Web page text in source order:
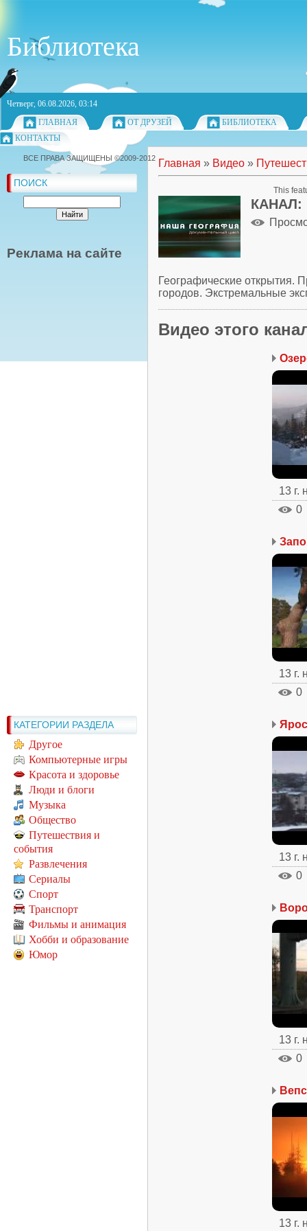
Библиотека
Четверг, 06.08.2026, 03:14
ГЛАВНАЯ
ОТ ДРУЗЕЙ
БИБЛИОТЕКА
КОНТАКТЫ
ПОИСК
Реклама на сайте
КАТЕГОРИИ РАЗДЕЛА
Другое
Компьютерные игры
Красота и здоровье
Люди и блоги
Музыка
Общество
Путешествия и
события
Развлечения
Сериалы
Спорт
Транспорт
Фильмы и анимация
Хобби и образование
Юмор
Главная » Видео »
Географические открытия.
городов. Экстремальные
Видео этого
13 г.
0
13 г.
0
13 г.
0
13 г.
0
13 г.
ВСЕ ПРАВА ЗАЩИЩЕНЫ ©2009-2012
This